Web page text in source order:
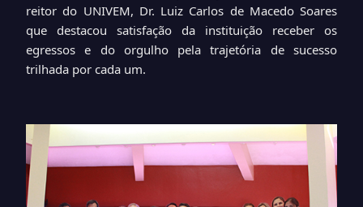
reitor do UNIVEM, Dr. Luiz Carlos de Macedo Soares
que destacou satisfação da instituição receber os
egressos e do orgulho pela trajetória de sucesso
trilhada por cada um.